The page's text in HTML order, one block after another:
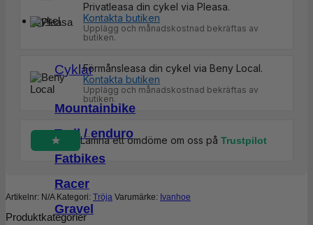
Cykel
Cyklar
Mountainbike
Trail / enduro
Fatbikes
Racer
Gravel
Privatleasa din cykel via Pleasa.
Kontakta butiken
Upplägg och månadskostnad bekräftas av
butiken.
Förmånsleasa din cykel via Beny Local.
Kontakta butiken
Upplägg och månadskostnad bekräftas av
butiken.
Lämna ett omdöme om oss på Trustpilot
Artikelnr: N/A Kategori: Tröja Varumärke: Ivanhoe
Produktkategorier